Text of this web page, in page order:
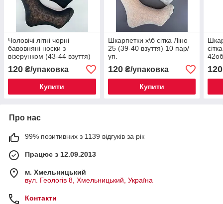
Чоловічі літні чорні
бавовняні носки з
візерунком (43-44 взуття)
10пар/уп
120 ₴/упаковка
Купити
Шкарпетки х\б сітка Ліно
25 (39-40 взуття) 10 пар/
уп.
120₴/упаковка
Купити
120
Про нас
99% позитивних з 1139 відгуків за рік
Працює з 12.09.2013
м. Хмельницький
вул. Геологів 8, Хмельницький, Україна
Контакти